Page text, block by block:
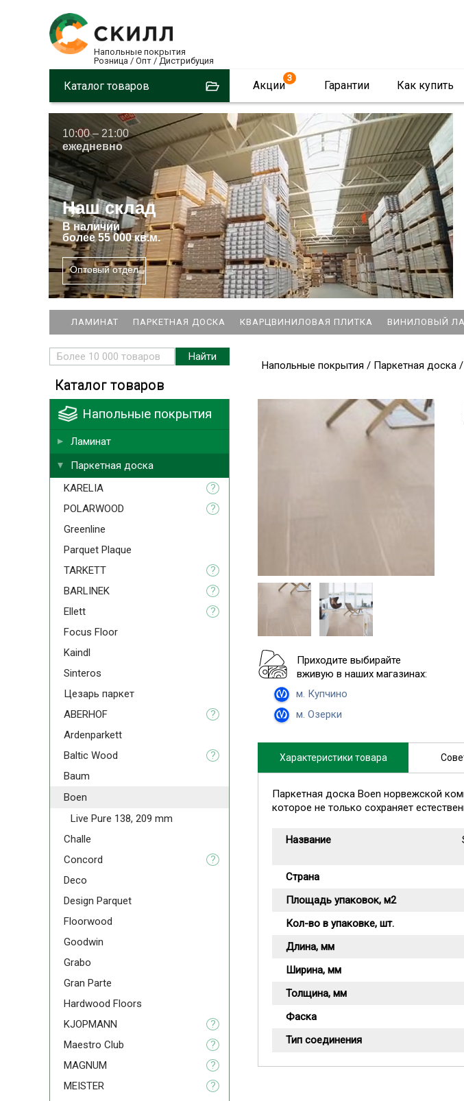
Напольные покрытия
Розница / Опт / Дистрибуция
Каталог товаров Акции
3
Гарантии Как купить
10:00 – 21:00
ежедневно
Наш склад
Вналичии
более 55 000 кв.м.
Оптовый отдел
ЛАМИНАТ ПАРКЕТНАЯ ДОСКА КВАРЦВИНИЛОВАЯ ПЛИТКА ВИНИЛОВЫЙ
Напольные покрытия / Паркетная доска /
Приходите выбирайте
вживую в наших магазинах:
м. Купчино
м. Озерки
Характеристики товара
Паркетная доска Boen норвежской
которое не только сохраняет
Название
Страна
Площадь упаковок, м2
Кол-во в упаковке, шт.
Длина, мм
Ширина, мм
Толщина, мм
Фаска
Тип соединения
Каталог товаров
Напольные покрытия
Ламинат
Паркетная доска
KARELIA
?
POLARWOOD
?
Greenline
Parquet Plaque
TARKETT
?
BARLINEK
?
Ellett
?
Focus Floor
Kaindl
Sinteros
Цезарь паркет
ABERHOF
?
Ardenparkett
Baltic Wood
?
Baum
Boen
Live Pure 138, 209 mm
Challe
Concord
?
Deco
Design Parquet
Floorwood
Goodwin
Grabo
Gran Parte
Hardwood Floors
KJOPMANN
?
Maestro Club
?
MAGNUM
?
MEISTER
?